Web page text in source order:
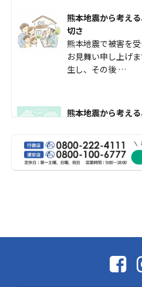
熊本地震から考え
切さ
熊本地震で被害を
お見舞い申し上げ
生し、その後 …
熊本地震から考え
受けられた皆様に
す。 今回の地震 …